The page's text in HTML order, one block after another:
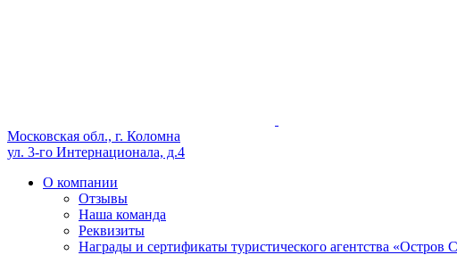
Московская обл., г. Коломна
ул. 3-го Интернационала, д.4
О компании
Отзывы
Наша команда
Реквизиты
Награды и сертификаты туристического агентства «Остров